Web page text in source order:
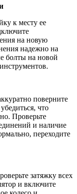
к месту ее
на новую
надежно на
болты на новой
поверните
что
Проверьте
и наличие
переходите
затяжку всех
и включите